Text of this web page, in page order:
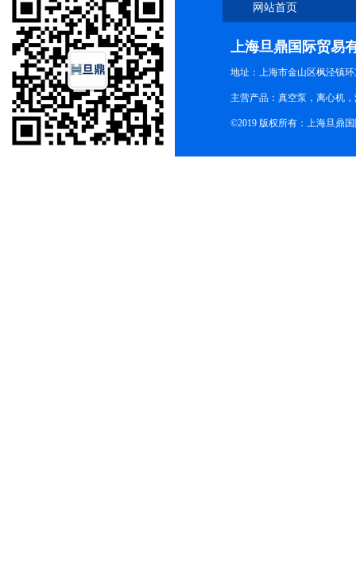
网站首页
上海旦鼎国际贸易
地址：上海市金山区枫泾镇
主营产品：真空泵，离心机
©2019 版权所有：上海旦鼎